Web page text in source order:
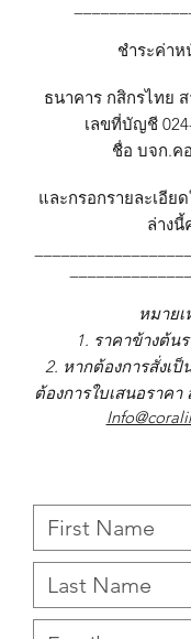
ชำระค่าห
ธนาคาร กสิกรไทย
เลขที่บัญชี
ชื่อ บจก.ค
และกรอกรายละเอี
ล่างนี้
หมาย
1. ราคาข้างต้น
2. หากต้องการสั่งเ
ต้องการใบเสนอราค